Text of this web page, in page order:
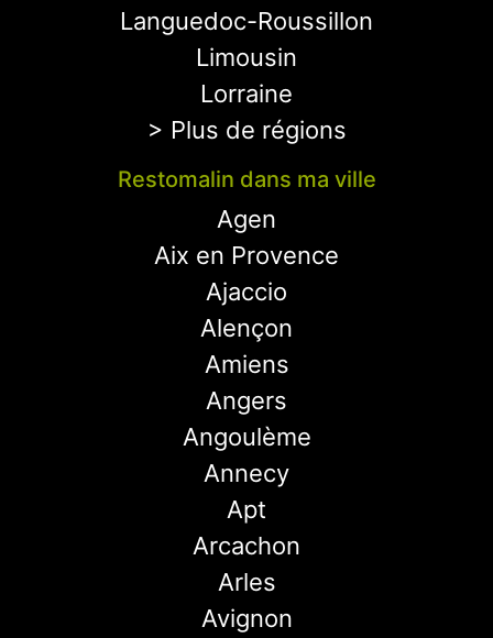
Languedoc-Roussillon
Limousin
Lorraine
> Plus de régions
Restomalin dans ma ville
Agen
Aix en Provence
Ajaccio
Alençon
Amiens
Angers
Angoulème
Annecy
Apt
Arcachon
Arles
Avignon